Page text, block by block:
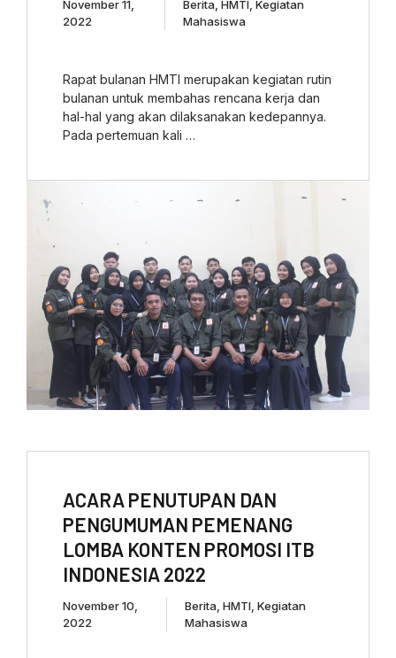
November 11,
2022
Berita, HMTI, Kegiatan
Mahasiswa
Rapat bulanan HMTI merupakan kegiatan rutin
bulanan untuk membahas rencana kerja dan
hal-hal yang akan dilaksanakan kedepannya.
Pada pertemuan kali …
ACARA PENUTUPAN DAN
PENGUMUMAN PEMENANG
LOMBA KONTEN PROMOSI ITB
INDONESIA 2022
November 10,
2022
Berita, HMTI, Kegiatan
Mahasiswa